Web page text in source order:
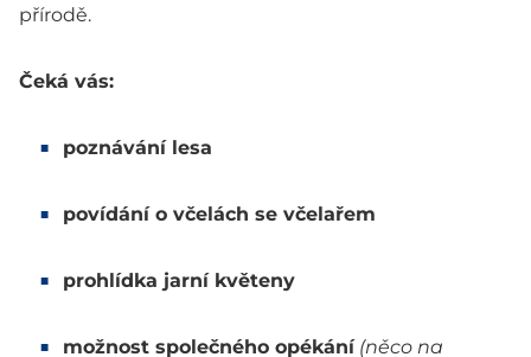
přírodě.
Čeká vás:
poznávání lesa
povídání o včelách se včelařem
prohlídka jarní květeny
možnost společného opékání (něco na